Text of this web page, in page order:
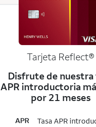
Tarjeta Reflect®
Disfrute de nuestra
APR introductoria
por 21 meses
APR
Tasa APR